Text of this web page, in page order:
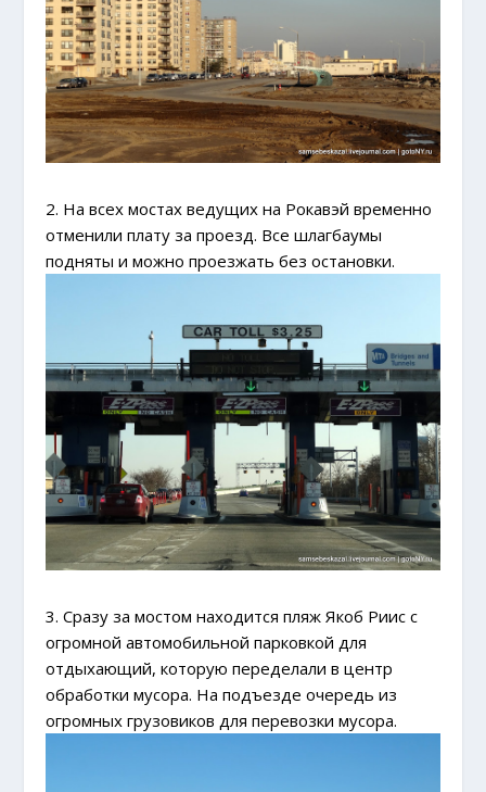
2. На всех мостах ведущих на Рокавэй временно
отменили плату за проезд. Все шлагбаумы
подняты и можно проезжать без остановки.
3. Сразу за мостом находится пляж Якоб Риис с
огромной автомобильной парковкой для
отдыхающий, которую переделали в центр
обработки мусора. На подъезде очередь из
огромных грузовиков для перевозки мусора.